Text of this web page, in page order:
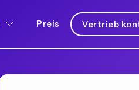
Preis Vertrieb